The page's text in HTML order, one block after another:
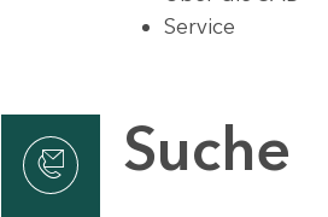
Service
Suche